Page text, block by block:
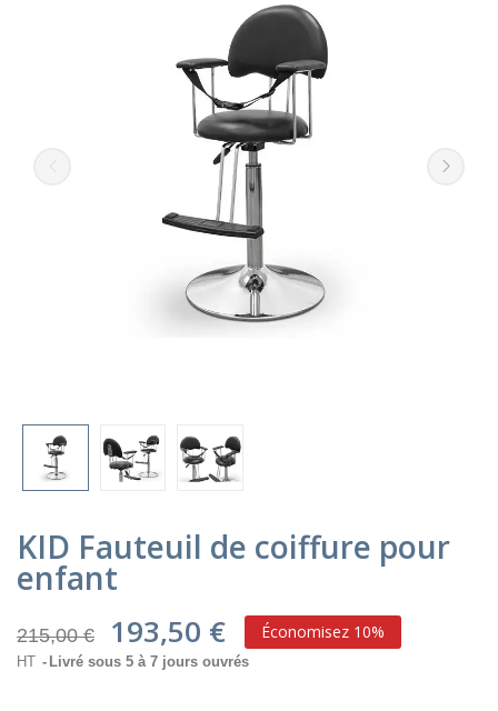
KID Fauteuil de coiffure pour
enfant
215,00 € 193,50 € Économisez 10%
HT Livré sous 5 à 7 jours ouvrés